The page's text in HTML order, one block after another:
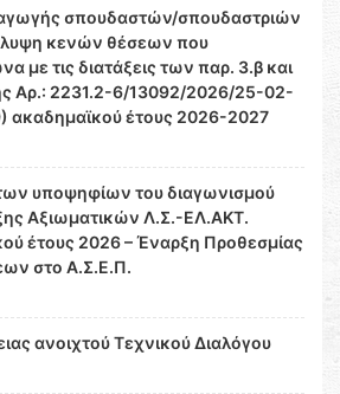
σπουδαστών/σπουδαστριών
κενών θέσεων που
με τις διατάξεις των παρ. 3.β και
Αρ.: 2231.2-6/13092/2026/25-02-
ακαδημαϊκού έτους 2026-2027
υποψηφίων του διαγωνισμού
Αξιωματικών Λ.Σ.-ΕΛ.ΑΚΤ.
έτους 2026 – Έναρξη Προθεσμίας
στο Α.Σ.Ε.Π.
ανοιχτού Τεχνικού Διαλόγου